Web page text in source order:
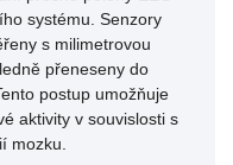
systému. Senzory
s milimetrovou
přeneseny do
postup umožňuje
aktivity v souvislosti s
mozku.